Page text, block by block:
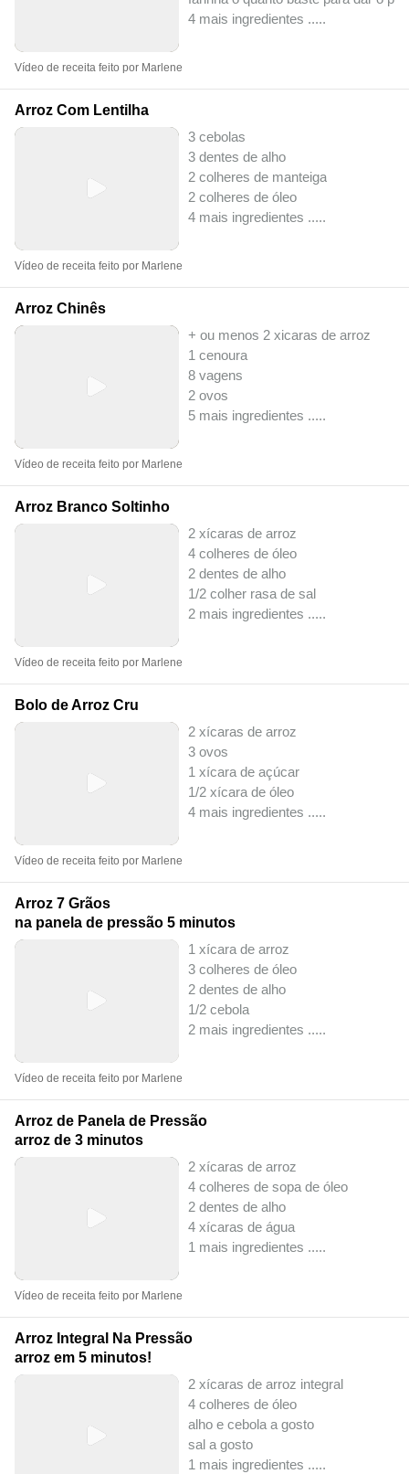
4 mais ingredientes .....
Vídeo de receita feito por Marlene
Arroz Com Lentilha
3 cebolas
3 dentes de alho
2 colheres de manteiga
2 colheres de óleo
4 mais ingredientes .....
Vídeo de receita feito por Marlene
Arroz Chinês
+ ou menos 2 xicaras de arroz
1 cenoura
8 vagens
2 ovos
5 mais ingredientes .....
Vídeo de receita feito por Marlene
Arroz Branco Soltinho
2 xícaras de arroz
4 colheres de óleo
2 dentes de alho
1/2 colher rasa de sal
2 mais ingredientes .....
Vídeo de receita feito por Marlene
Bolo de Arroz Cru
2 xícaras de arroz
3 ovos
1 xícara de açúcar
1/2 xícara de óleo
4 mais ingredientes .....
Vídeo de receita feito por Marlene
Arroz 7 Grãos
na panela de pressão 5 minutos
1 xícara de arroz
3 colheres de óleo
2 dentes de alho
1/2 cebola
2 mais ingredientes .....
Vídeo de receita feito por Marlene
Arroz de Panela de Pressão
arroz de 3 minutos
2 xícaras de arroz
4 colheres de sopa de óleo
2 dentes de alho
4 xícaras de água
1 mais ingredientes .....
Vídeo de receita feito por Marlene
Arroz Integral Na Pressão
arroz em 5 minutos!
2 xícaras de arroz integral
4 colheres de óleo
alho e cebola a gosto
sal a gosto
1 mais ingredientes .....